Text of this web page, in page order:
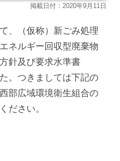
掲載日付：2020年9月11日
、（仮称）新ごみ処理
ネルギー回収型廃棄物
針及び要求水準書
。つきましては下記の
部広域環境衛生組合の
ださい。